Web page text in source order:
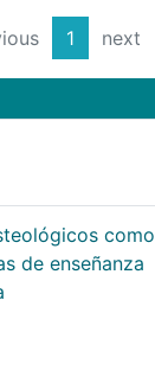
1 next
como
de enseñanza